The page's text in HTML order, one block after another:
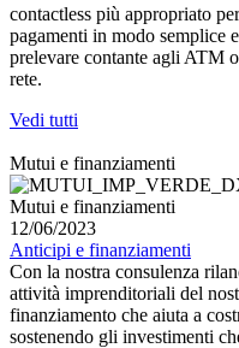
contactless più appropriato
pagamenti in modo semplice
prelevare contante agli ATM
rete.
Vedi tutti
Mutui e finanziamenti
Mutui e finanziamenti
12/06/2023
Anticipi e finanziamenti
Con la nostra consulenza
attività imprenditoriali del
finanziamento che aiuta a
sostenendo gli investimenti